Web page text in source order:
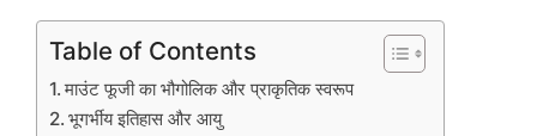
Table of Contents
माउंट फूजी का भौगोलिक और प्राकृतिक स्वरूप
भूगर्भीय इतिहास और आयु